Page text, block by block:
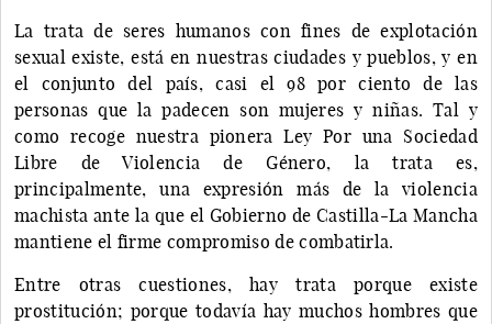
La trata de seres humanos con fines de explotación
sexual existe, está en nuestras ciudades y pueblos, y en
el conjunto del país, casi el 98 por ciento de las
personas que la padecen son mujeres y niñas. Tal y
como recoge nuestra pionera Ley Por una Sociedad
Libre de Violencia de Género, la trata es,
principalmente, una expresión más de la violencia
machista ante la que el Gobierno de Castilla-La Mancha
mantiene el firme compromiso de combatirla.
Entre otras cuestiones, hay trata porque existe
prostitución; porque todavía hay muchos hombres que